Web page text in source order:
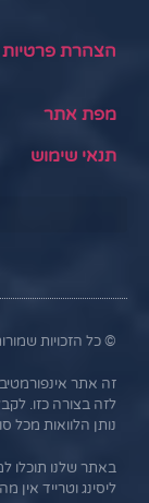
הצהרת פרטיות
מפת אתר
תנאי שימוש
© כל הזכויות
זה אתר
לזה בצורה כזו.
נותן הלוואות מכל
באתר שלנו תוכלו
ליסינג וטרייד